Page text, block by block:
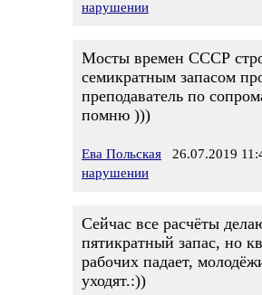
нарушении
Мосты времен СССР
семикратным запасом
преподаватель по
помню )))
Ева Польская 26.07.2019
нарушении
Сейчас все расчёты
пятикратный запас, но
рабочих падает,
уходят.:))